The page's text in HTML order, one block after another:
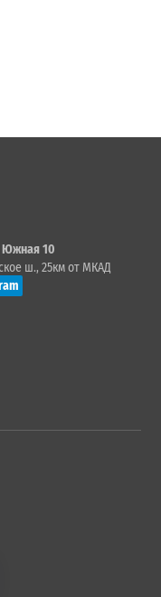
Южная 10
ш., 25км от МКАД